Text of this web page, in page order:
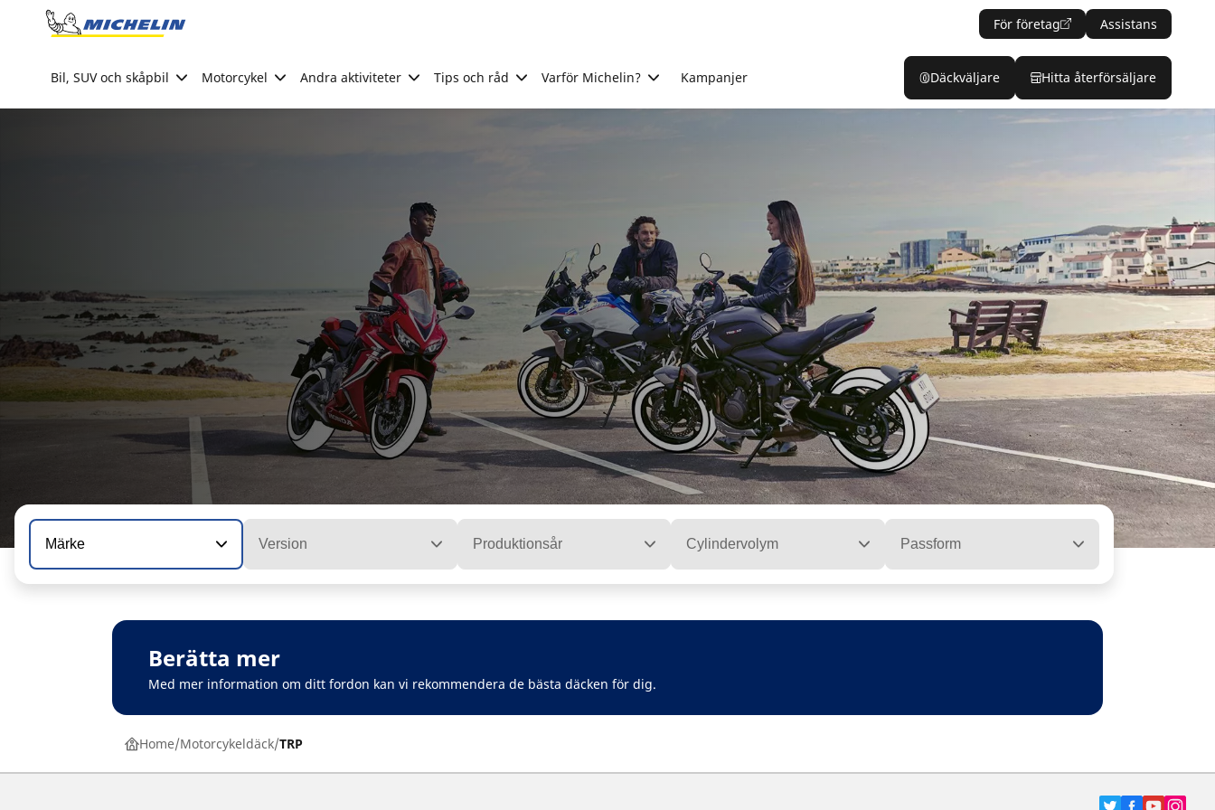
Go to page content
För företag Assistans
Bil, SUV och skåpbil Motorcykel Andra aktiviteter Tips och råd Varför Michelin? Kampanjer Däckväljare Hitta återförsäljare
Märke Version Produktionsår Cylindervolym Passform
Berätta mer
Med mer information om ditt fordon kan vi rekommendera de bästa däcken för dig.
Home Motorcykeldäck TRP